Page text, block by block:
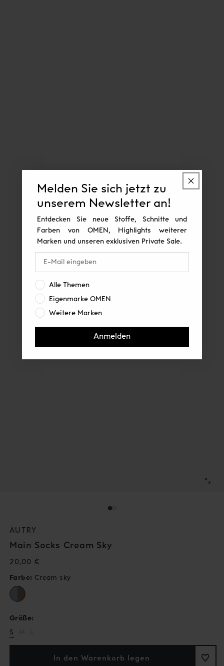
AUTRY
Main Socks Cream Sky
Normaler
20,00 €
Farbe: Cream sky
Größe:
S
oder
verfügbar
oder
verfügbarIn den Warenkorb legen
Melden Sie sich jetzt zu
unserem Newsletter an!
Entdecken Sie neue Stoffe, Schnitte und
Farben von OMEN, Highlights weiterer
Marken und unseren exklusiven Private Sale.
Interesse:
Alle Themen
Eigenmarke OMEN
Weitere Marken
Anmelden